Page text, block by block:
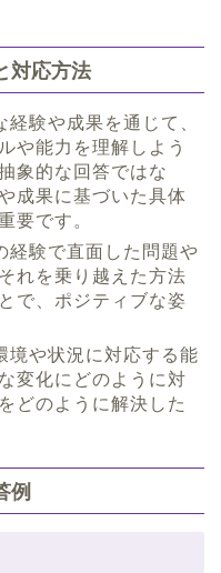
対応方法
験や成果を通じて、
や能力を理解しよう
象的な回答ではな
成果に基づいた具体
要です。
経験で直面した問題や
れを乗り越えた方法
で、ポジティブな姿
境や状況に対応する能
変化にどのように対
どのように解決した
例